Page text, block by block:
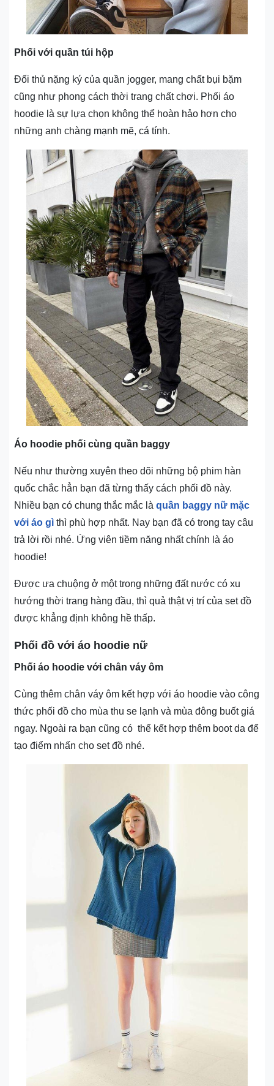
Phối với quần túi hộp
Đối thủ nặng ký của quần jogger, mang chất bụi bặm
cũng như phong cách thời trang chất chơi. Phối áo
hoodie là sự lựa chọn không thể hoàn hảo hơn cho
những anh chàng mạnh mẽ, cá tính.
Áo hoodie phối cùng quần baggy
Nếu như thường xuyên theo dõi những bộ phim hàn
quốc chắc hẳn bạn đã từng thấy cách phối đồ này.
Nhiều bạn có chung thắc mắc là quần baggy nữ mặc
với áo gì thì phù hợp nhất. Nay bạn đã có trong tay câu
trả lời rồi nhé. Ứng viên tiềm năng nhất chính là áo
hoodie!
Được ưa chuộng ở một trong những đất nước có xu
hướng thời trang hàng đầu, thì quả thật vị trí của set đồ
được khẳng định không hề thấp.
Phối đồ với áo hoodie nữ
Phối áo hoodie với chân váy ôm
Cùng thêm chân váy ôm kết hợp với áo hoodie vào công
thức phối đồ cho mùa thu se lạnh và mùa đông buốt giá
ngay. Ngoài ra bạn cũng có thể kết hợp thêm boot da để
tạo điểm nhấn cho set đồ nhé.